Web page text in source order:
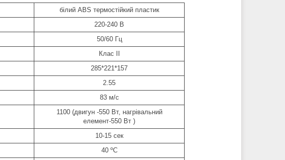
білий ABS термостійкий пластик
220-240 В
50/60 Гц
Клас II
285*221*157
2.55
83 м/c
1100 (двигун -550 Вт, нагрівальний
елемент-550 Вт )
10-15 сек
40 ºC